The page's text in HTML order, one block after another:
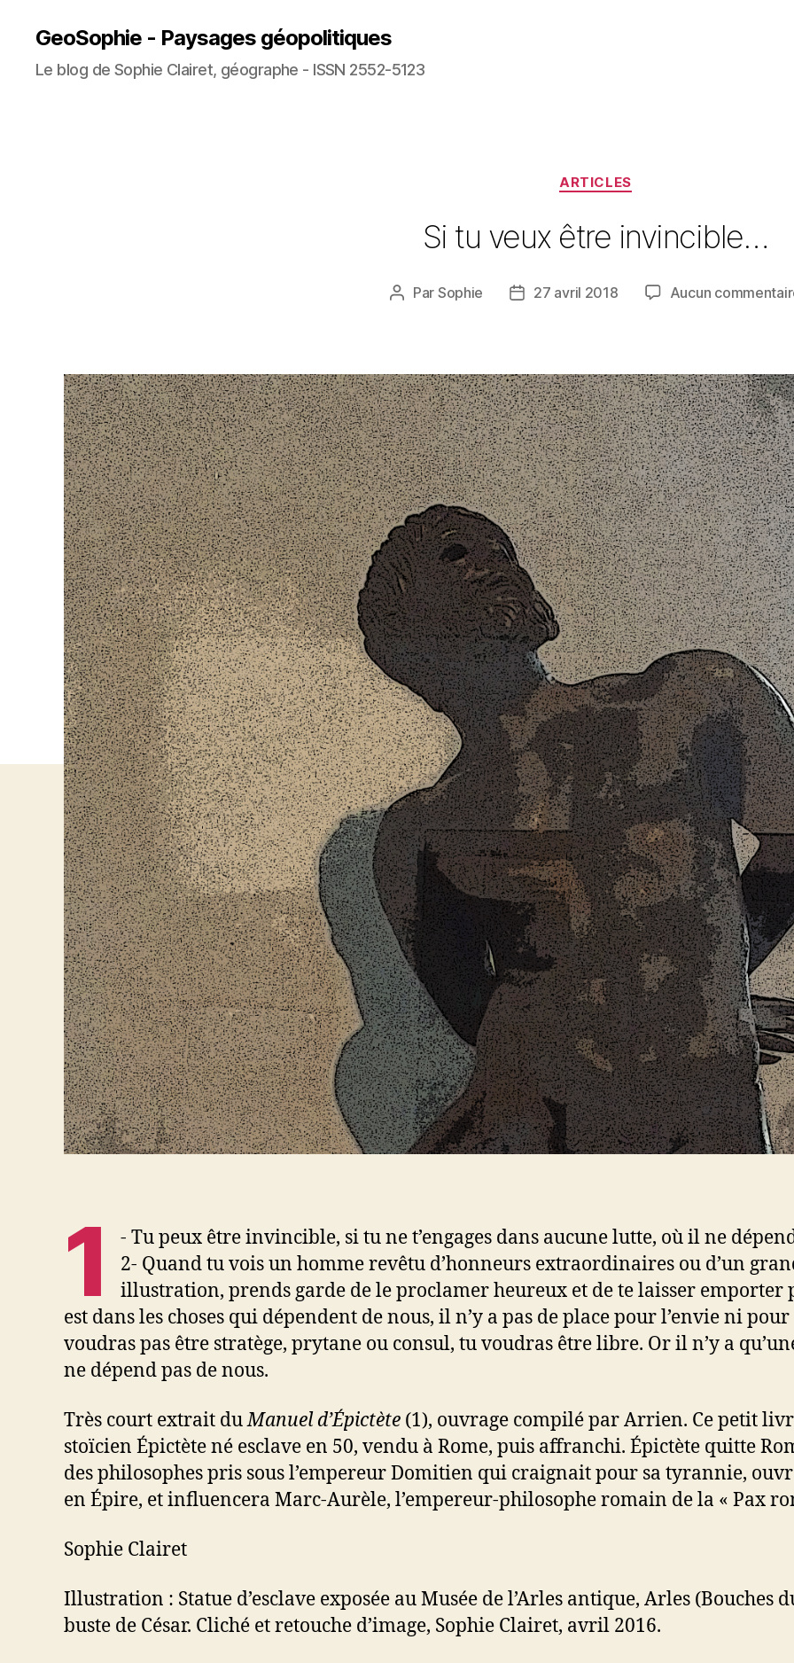
GeoSophie - Paysages géopolitiques
Le blog de Sophie Clairet, géographe - ISSN 2552-5123
Catégories
ARTICLES
Si tu veux être invincible…
Auteur
Par Sophie
Date27 avril 2018 Aucun
1
- Tu peux être invincible, si tu ne t’engages dans aucune lutte, où il ne
2- Quand tu vois un homme revêtu d’honneurs extraordinaires ou d’un
illustration, prends garde de le proclamer heureux et de te laisser emporter
est dans les choses qui dépendent de nous, il n’y a pas de place pour l’envie ni
voudras pas être stratège, prytane ou consul, tu voudras être libre. Or il n’y a
ne dépend pas de nous.
Très court extrait duManuel d’Épictète (1), ouvrage compilé par Arrien. Ce petit
stoïcien Épictète né esclave en 50, vendu à Rome, puis affranchi. Épictète quitte
des philosophes pris sous l’empereur Domitien qui craignait pour sa tyrannie,
en Épire, et influencera Marc-Aurèle, l’empereur-philosophe romain de la « Pax
Sophie Clairet
Illustration : Statue d’esclave exposée au Musée de l’Arles antique, Arles (Bouches
buste de César. Cliché et retouche d’image, Sophie Clairet, avril 2016.